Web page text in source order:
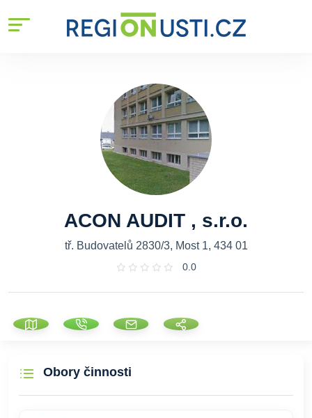
ACON AUDIT , s.r.o.
tř. Budovatelů 2830/3, Most 1, 434 01
0.0
Obory činnosti